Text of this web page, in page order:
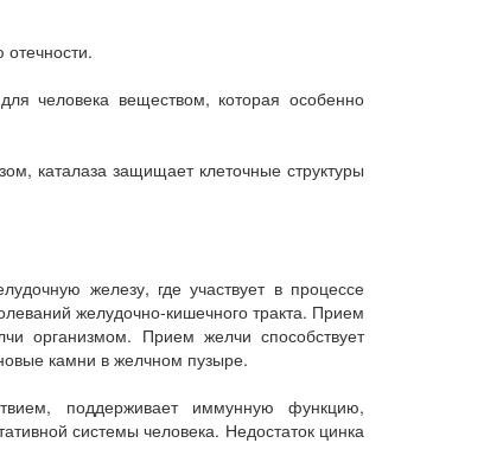
человека веществом, которая особенно
каталаза защищает клеточные структуры
железу, где участвует в процессе
желудочно-кишечного тракта. Прием
организмом. Прием желчи способствует
камни в желчном пузыре.
поддерживает иммунную функцию,
системы человека. Недостаток цинка